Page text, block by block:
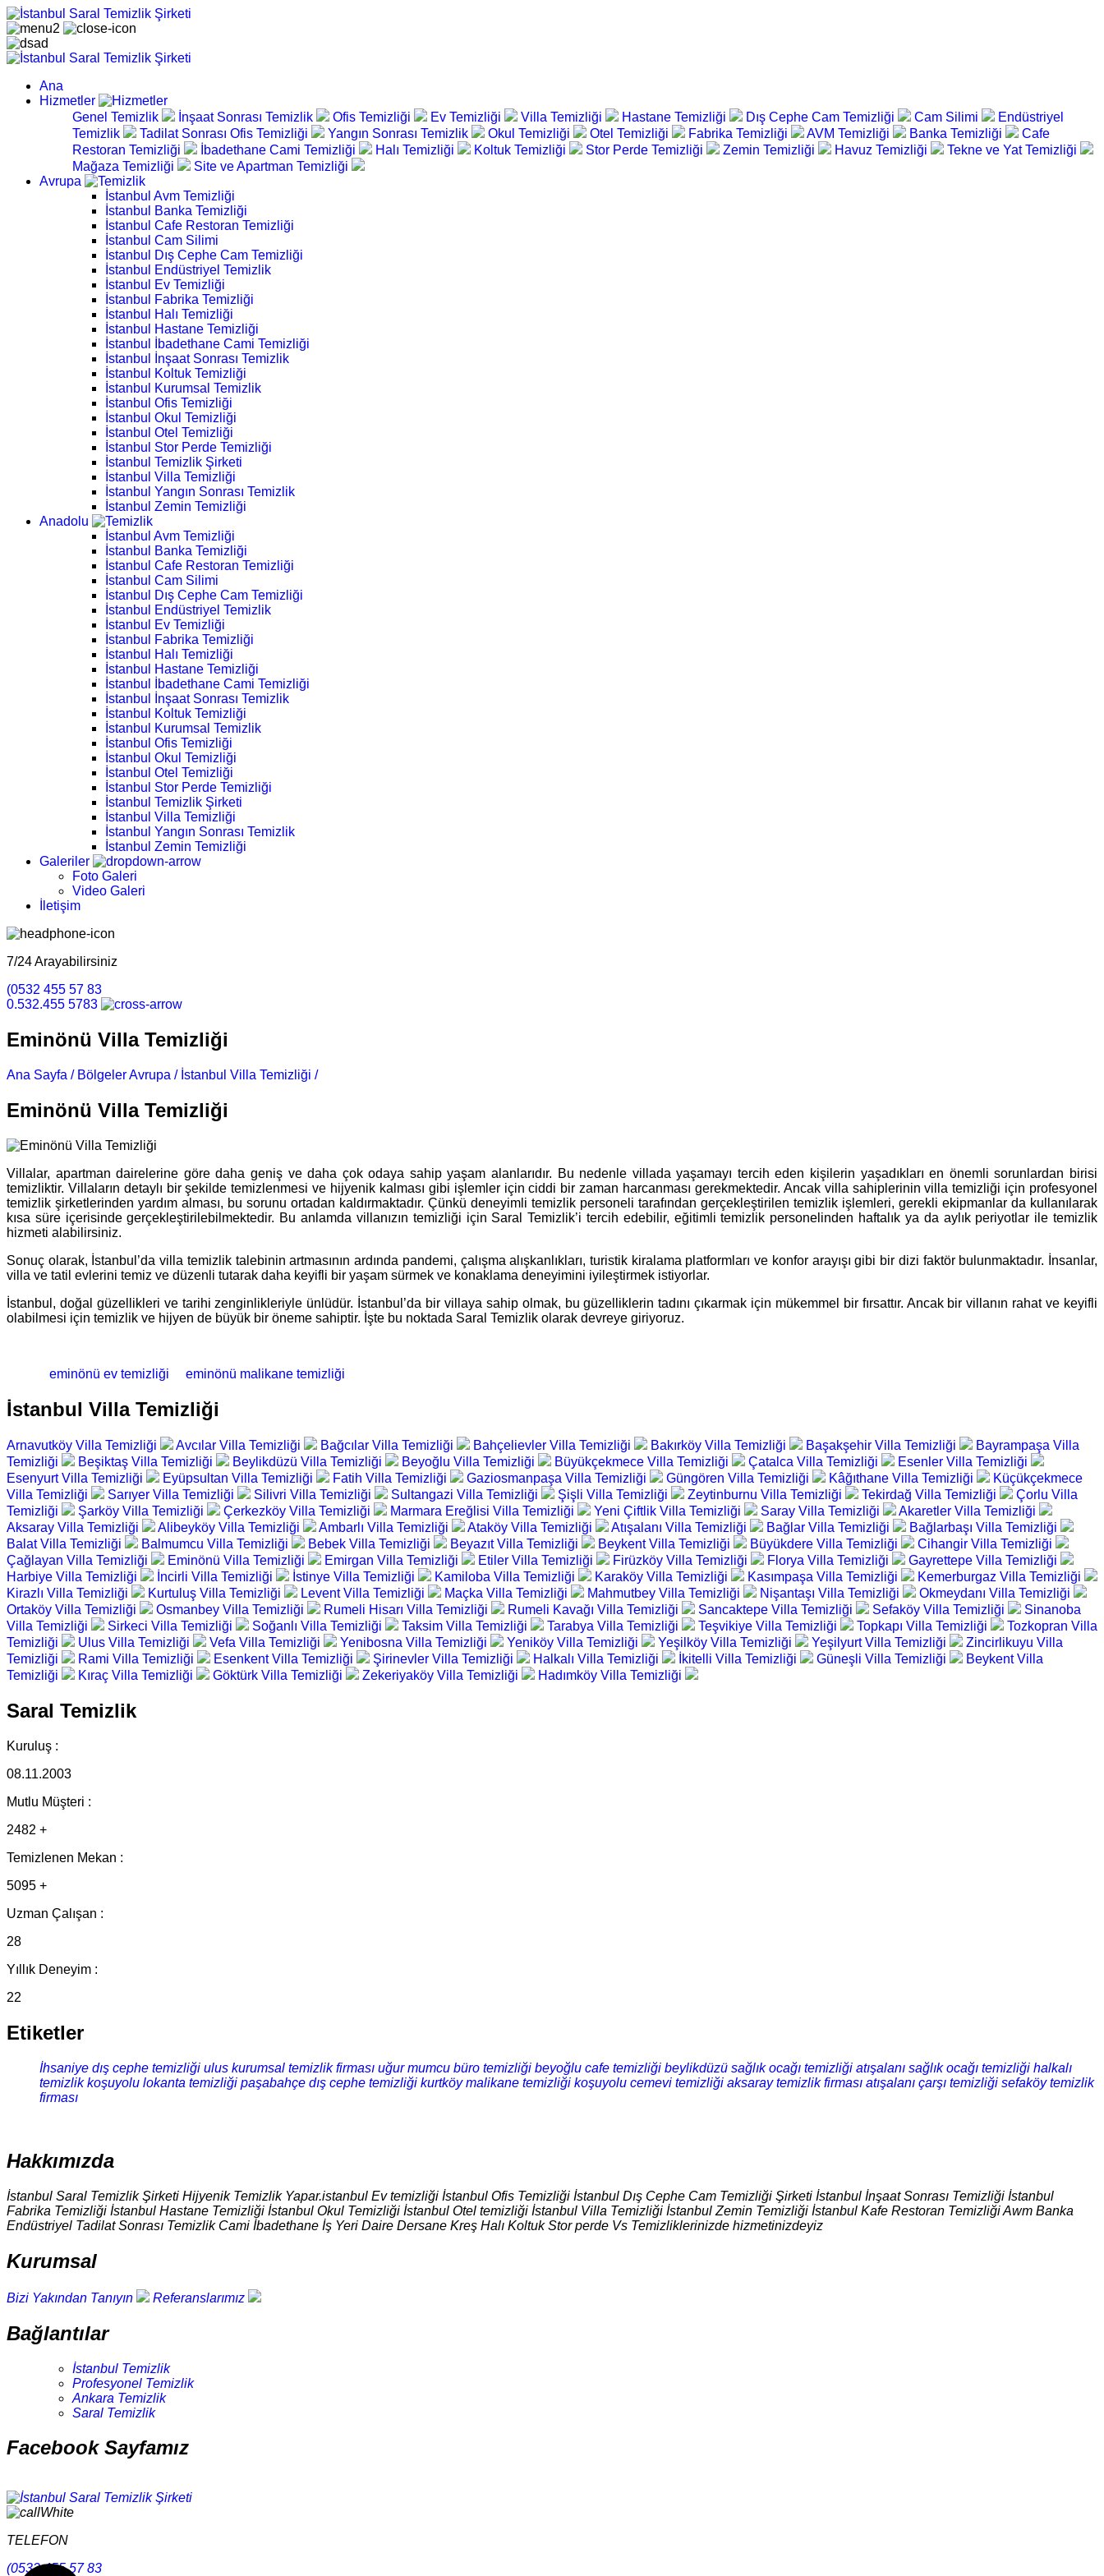
Ana
Hizmetler
Genel Temizlik
İnşaat Sonrası Temizlik Ofis Temizliği Ev Temizliği Villa Temizliği Hastane Temizliği Dış Cephe Cam Temizliği Cam Silimi
Endüstriyel
Temizlik
Tadilat Sonrası Ofis Temizliği Yangın Sonrası Temizlik Okul Temizliği Otel Temizliği Fabrika Temizliği AVM Temizliği Banka Temizliği
Cafe
Restoran Temizliği
İbadethane Cami Temizliği Halı Temizliği Koltuk Temizliği Stor Perde Temizliği Zemin Temizliği Havuz Temizliği
Tekne ve Yat Temizliği
Mağaza Temizliği
Site ve Apartman Temizliği
Avrupa
İstanbul Avm Temizliği
İstanbul Banka Temizliği
İstanbul Cafe Restoran Temizliği
İstanbul Cam Silimi
İstanbul Dış Cephe Cam Temizliği
İstanbul Endüstriyel Temizlik
İstanbul Ev Temizliği
İstanbul Fabrika Temizliği
İstanbul Halı Temizliği
İstanbul Hastane Temizliği
İstanbul İbadethane Cami Temizliği
İstanbul İnşaat Sonrası Temizlik
İstanbul Koltuk Temizliği
İstanbul Kurumsal Temizlik
İstanbul Ofis Temizliği
İstanbul Okul Temizliği
İstanbul Otel Temizliği
İstanbul Stor Perde Temizliği
İstanbul Temizlik Şirketi
İstanbul Villa Temizliği
İstanbul Yangın Sonrası Temizlik
İstanbul Zemin Temizliği
Anadolu
İstanbul Avm Temizliği
İstanbul Banka Temizliği
İstanbul Cafe Restoran Temizliği
İstanbul Cam Silimi
İstanbul Dış Cephe Cam Temizliği
İstanbul Endüstriyel Temizlik
İstanbul Ev Temizliği
İstanbul Fabrika Temizliği
İstanbul Halı Temizliği
İstanbul Hastane Temizliği
İstanbul İbadethane Cami Temizliği
İstanbul İnşaat Sonrası Temizlik
İstanbul Koltuk Temizliği
İstanbul Kurumsal Temizlik
İstanbul Ofis Temizliği
İstanbul Okul Temizliği
İstanbul Otel Temizliği
İstanbul Stor Perde Temizliği
İstanbul Temizlik Şirketi
İstanbul Villa Temizliği
İstanbul Yangın Sonrası Temizlik
İstanbul Zemin Temizliği
Galeriler
Foto Galeri
Video Galeri
İletişim
7/24 Arayabilirsiniz
(0532 455 57 83
0.532.455 5783
Eminönü Villa Temizliği
Ana Sayfa / Bölgeler Avrupa / İstanbul Villa Temizliği /
Eminönü Villa Temizliği
Villalar, apartman dairelerine göre daha geniş ve daha çok odaya sahip yaşam alanlarıdır. Bu nedenle villada yaşamayı tercih eden kişilerin yaşadıkları en önemli sorunlardan birisi
temizliktir. Villaların detaylı bir şekilde temizlenmesi ve hijyenik kalması gibi işlemler için ciddi bir zaman harcanması gerekmektedir. Ancak villa sahiplerinin villa temizliği için profesyonel
temizlik şirketlerinden yardım alması, bu sorunu ortadan kaldırmaktadır. Çünkü deneyimli temizlik personeli tarafından gerçekleştirilen temizlik işlemleri, gerekli ekipmanlar da kullanılarak
kısa süre içerisinde gerçekleştirilebilmektedir. Bu anlamda villanızın temizliği için Saral Temizlik’i tercih edebilir, eğitimli temizlik personelinden haftalık ya da aylık periyotlar ile temizlik
hizmeti alabilirsiniz.
Sonuç olarak, İstanbul’da villa temizlik talebinin artmasının ardında pandemi, çalışma alışkanlıkları, turistik kiralama platformları ve konfor arayışı gibi bir dizi faktör bulunmaktadır. İnsanlar,
villa ve tatil evlerini temiz ve düzenli tutarak daha keyifli bir yaşam sürmek ve konaklama deneyimini iyileştirmek istiyorlar.
İstanbul, doğal güzellikleri ve tarihi zenginlikleriyle ünlüdür. İstanbul’da bir villaya sahip olmak, bu güzelliklerin tadını çıkarmak için mükemmel bir fırsattır. Ancak bir villanın rahat ve keyifli
olabilmesi için temizlik ve hijyen de büyük bir öneme sahiptir. İşte bu noktada Saral Temizlik olarak devreye giriyoruz.
eminönü ev temizliği eminönü malikane temizliği
İstanbul Villa Temizliği
Arnavutköy Villa Temizliği Avcılar Villa Temizliği Bağcılar Villa Temizliği Bahçelievler Villa Temizliği Bakırköy Villa Temizliği Başakşehir Villa Temizliği
Bayrampaşa Villa
Temizliği
Beşiktaş Villa Temizliği Beylikdüzü Villa Temizliği Beyoğlu Villa Temizliği Büyükçekmece Villa Temizliği Çatalca Villa Temizliği
Esenler Villa Temizliği
Esenyurt Villa Temizliği
Eyüpsultan Villa Temizliği Fatih Villa Temizliği Gaziosmanpaşa Villa Temizliği Güngören Villa Temizliği Kâğıthane Villa Temizliği
Küçükçekmece
Villa Temizliği
Sarıyer Villa Temizliği Silivri Villa Temizliği Sultangazi Villa Temizliği Şişli Villa Temizliği Zeytinburnu Villa Temizliği Tekirdağ Villa Temizliği
Çorlu Villa
Temizliği
Şarköy Villa Temizliği Çerkezköy Villa Temizliği Marmara Ereğlisi Villa Temizliği Yeni Çiftlik Villa Temizliği Saray Villa Temizliği
Akaretler Villa Temizliği
Aksaray Villa Temizliği
Alibeyköy Villa Temizliği Ambarlı Villa Temizliği Ataköy Villa Temizliği Atışalanı Villa Temizliği Bağlar Villa Temizliği
Bağlarbaşı Villa Temizliği
Balat Villa Temizliği
Balmumcu Villa Temizliği Bebek Villa Temizliği Beyazıt Villa Temizliği Beykent Villa Temizliği Büyükdere Villa Temizliği
Cihangir Villa Temizliği
Çağlayan Villa Temizliği
Eminönü Villa Temizliği Emirgan Villa Temizliği Etiler Villa Temizliği Firüzköy Villa Temizliği Florya Villa Temizliği
Gayrettepe Villa Temizliği
Harbiye Villa Temizliği
İncirli Villa Temizliği İstinye Villa Temizliği Kamiloba Villa Temizliği Karaköy Villa Temizliği Kasımpaşa Villa Temizliği
Kemerburgaz Villa Temizliği
Kirazlı Villa Temizliği
Kurtuluş Villa Temizliği Levent Villa Temizliği Maçka Villa Temizliği Mahmutbey Villa Temizliği Nişantaşı Villa Temizliği
Okmeydanı Villa Temizliği
Ortaköy Villa Temizliği
Osmanbey Villa Temizliği Rumeli Hisarı Villa Temizliği Rumeli Kavağı Villa Temizliği Sancaktepe Villa Temizliği Sefaköy Villa Temizliği
Sinanoba
Villa Temizliği
Sirkeci Villa Temizliği Soğanlı Villa Temizliği Taksim Villa Temizliği Tarabya Villa Temizliği Teşvikiye Villa Temizliği Topkapı Villa Temizliği
Tozkopran Villa
Temizliği
Ulus Villa Temizliği Vefa Villa Temizliği Yenibosna Villa Temizliği Yeniköy Villa Temizliği Yeşilköy Villa Temizliği Yeşilyurt Villa Temizliği
Zincirlikuyu Villa
Temizliği
Rami Villa Temizliği Esenkent Villa Temizliği Şirinevler Villa Temizliği Halkalı Villa Temizliği İkitelli Villa Temizliği Güneşli Villa Temizliği
Beykent Villa
Temizliği
Kıraç Villa Temizliği Göktürk Villa Temizliği Zekeriyaköy Villa Temizliği Hadımköy Villa Temizliği
Saral Temizlik
Kuruluş :
08.11.2003
Mutlu Müşteri :
2482 +
Temizlenen Mekan :
5095 +
Uzman Çalışan :
28
Yıllık Deneyim :
22
Etiketler
İhsaniye dış cephe temizliği ulus kurumsal temizlik firması uğur mumcu büro temizliği beyoğlu cafe temizliği beylikdüzü sağlık ocağı temizliği atışalanı sağlık ocağı temizliği halkalı
temizlik koşuyolu lokanta temizliği paşabahçe dış cephe temizliği kurtköy malikane temizliği koşuyolu cemevi temizliği aksaray temizlik firması atışalanı çarşı temizliği sefaköy temizlik
firması
Hakkımızda
İstanbul Saral Temizlik Şirketi Hijyenik Temizlik Yapar.istanbul Ev temizliği İstanbul Ofis Temizliği İstanbul Dış Cephe Cam Temizliği Şirketi İstanbul İnşaat Sonrası Temizliği İstanbul
Fabrika Temizliği İstanbul Hastane Temizliği İstanbul Okul Temizliği İstanbul Otel temizliği İstanbul Villa Temizliği İstanbul Zemin Temizliği İstanbul Kafe Restoran Temizliği Awm Banka
Endüstriyel Tadilat Sonrası Temizlik Cami İbadethane İş Yeri Daire Dersane Kreş Halı Koltuk Stor perde Vs Temizliklerinizde hizmetinizdeyiz
Kurumsal
Bizi Yakından Tanıyın Referanslarımız
Bağlantılar
İstanbul Temizlik
Profesyonel Temizlik
Ankara Temizlik
Saral Temizlik
Facebook Sayfamız
TELEFON
(0532 455 57 83